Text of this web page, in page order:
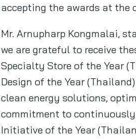
accepting the awards at the
Mr. Arnupharp Kongmalai,
we are grateful to receive
Specialty Store of the Year
Design of the Year
clean energy solutions,
commitment to continuously
Initiative of the Year